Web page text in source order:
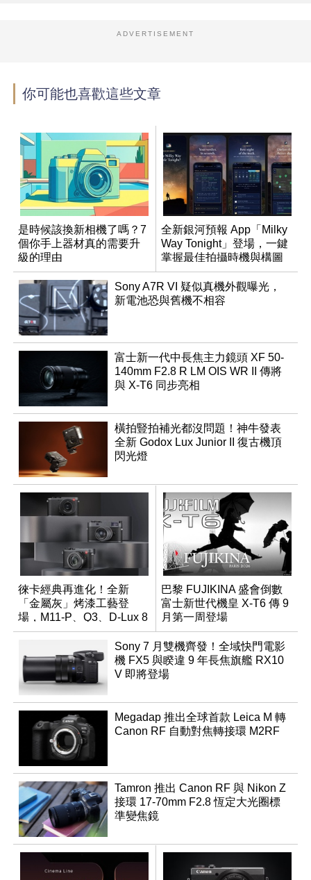
ADVERTISEMENT
你可能也喜歡這些文章
是時候該換新相機了嗎？7
個你手上器材真的需要升
級的理由
全新銀河預報 App「Milky
Way Tonight」登場，一鍵
掌握最佳拍攝時機與構圖
Sony A7R VI 疑似真機外觀曝光，
新電池恐與舊機不相容
富士新一代中長焦主力鏡頭 XF 50-
140mm F2.8 R LM OIS WR II 傳將
與 X-T6 同步亮相
橫拍豎拍補光都沒問題！神牛發表
全新 Godox Lux Junior II 復古機頂
閃光燈
徠卡經典再進化！全新
「金屬灰」烤漆工藝登
場，M11-P、Q3、D-Lux 8
領銜換裝
巴黎 FUJIKINA 盛會倒數
富士新世代機皇 X-T6 傳 9
月第一周登場
Sony 7 月雙機齊發！全域快門電影
機 FX5 與睽違 9 年長焦旗艦 RX10
V 即將登場
Megadap 推出全球首款 Leica M 轉
Canon RF 自動對焦轉接環 M2RF
Tamron 推出 Canon RF 與 Nikon Z
接環 17-70mm F2.8 恆定大光圈標
準變焦鏡